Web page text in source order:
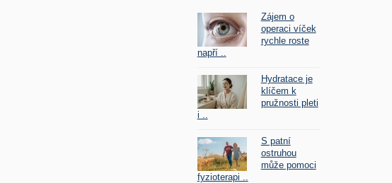
Zájem o
operaci víček
rychle roste
napří ..
Hydratace je
klíčem k
pružnosti pleti
i ..
S patní
ostruhou
může pomoci
fyzioterapi ..